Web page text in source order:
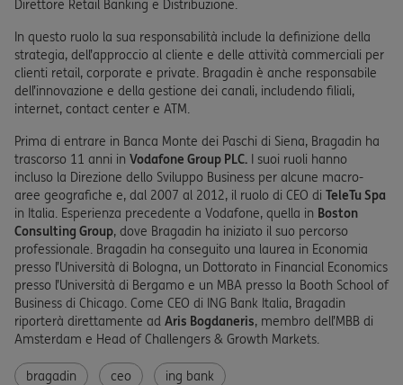
Direttore Retail Banking e Distribuzione.
In questo ruolo la sua responsabilità include la definizione della
strategia, dell’approccio al cliente e delle attività commerciali per
clienti retail, corporate e private. Bragadin è anche responsabile
dell’innovazione e della gestione dei canali, includendo filiali,
internet, contact center e ATM.
Prima di entrare in Banca Monte dei Paschi di Siena, Bragadin ha
trascorso 11 anni in Vodafone Group PLC. I suoi ruoli hanno
incluso la Direzione dello Sviluppo Business per alcune macro-
aree geografiche e, dal 2007 al 2012, il ruolo di CEO di TeleTu Spa
in Italia. Esperienza precedente a Vodafone, quella in Boston
Consulting Group, dove Bragadin ha iniziato il suo percorso
professionale. Bragadin ha conseguito una laurea in Economia
presso l’Università di Bologna, un Dottorato in Financial Economics
presso l’Università di Bergamo e un MBA presso la Booth School of
Business di Chicago. Come CEO di ING Bank Italia, Bragadin
riporterà direttamente ad Aris Bogdaneris, membro dell’MBB di
Amsterdam e Head of Challengers & Growth Markets.
bragadin ceo ing bank